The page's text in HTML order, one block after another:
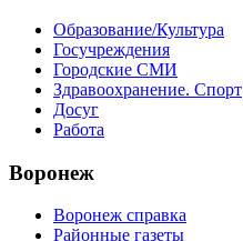
Образование/Культура
Госучреждения
Городские СМИ
Здравоохранение. Спорт
Досуг
Работа
Воронеж
Воронеж справка
Районные газеты